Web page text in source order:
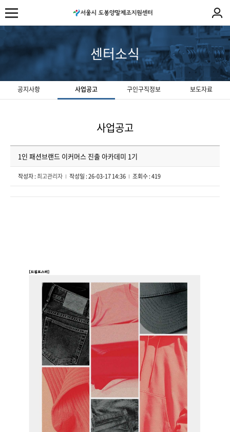
센터소식
공지사항 사업공고 구인구직정보 보도자료
사업공고
1인 패션브랜드 이커머스 진출 아카데미 1기
작성자 :최고관리자 작성일 : 26-03-17 14:36 조회수 : 419